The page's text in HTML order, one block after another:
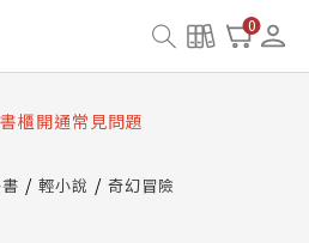
0
位閱讀資產合併與書櫃開通申請
櫃開通常見問題
3 分鐘完成書櫃開通與資產合併申
位閱讀資產合併與書櫃開通申請
輕小說
奇幻冒險